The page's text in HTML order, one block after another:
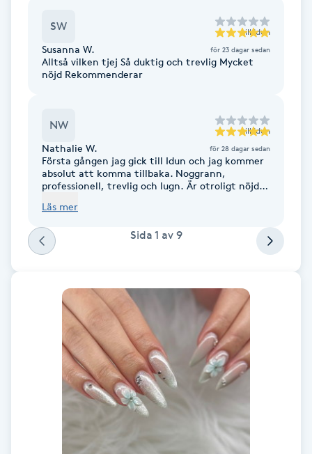
Fotvård
Fransborttagning
Fransfärgning
Fransförlängning
Fransförlängning Megavolym
Fransförlängning Volym
Fransk manikyr
Fransrengöring
Frekvensterapi
SW till Idun
Susanna W. för 23 dagar sedan
Alltså vilken tjej Så duktig och trevlig Mycket
nöjd Rekommenderar
NW till Idun
Nathalie W. för 28 dagar sedan
Första gången jag gick till Idun och jag kommer
absolut att komma tillbaka. Noggrann,
professionell, trevlig och lugn. Är otroligt nöjd
Läs mer
Sida 1 av 9